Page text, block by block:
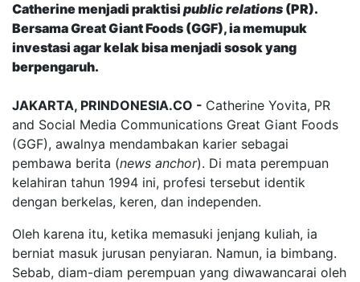
Catherine menjadi praktisi public relations (PR).
Bersama Great Giant Foods (GGF), ia memupuk
investasi agar kelak bisa menjadi sosok yang
berpengaruh.
JAKARTA, PRINDONESIA.CO - Catherine Yovita, PR
and Social Media Communications Great Giant Foods
(GGF), awalnya mendambakan karier sebagai
pembawa berita (news anchor). Di mata perempuan
kelahiran tahun 1994 ini, profesi tersebut identik
dengan berkelas, keren, dan independen.
Oleh karena itu, ketika memasuki jenjang kuliah, ia
berniat masuk jurusan penyiaran. Namun, ia bimbang.
Sebab, diam-diam perempuan yang diwawancarai oleh